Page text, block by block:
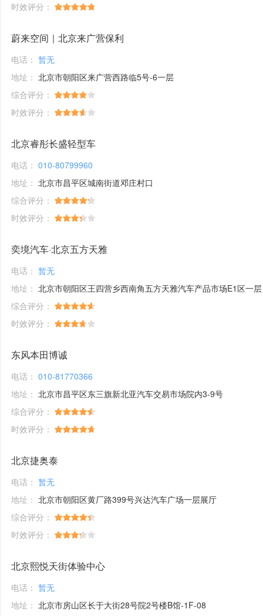
时效评分：
蔚来空间｜北京来广营保利
电话： 暂无
地址： 北京市朝阳区来广营西路临5号-6一层
综合评分：
时效评分：
北京睿彤长盛轻型车
电话： 010-80799960
地址： 北京市昌平区城南街道邓庄村口
综合评分：
时效评分：
奕境汽车·北京五方天雅
电话： 暂无
地址： 北京市朝阳区王四营乡西南角五方天雅汽车产品市场E1区一层
综合评分：
时效评分：
东风本田博诚
电话： 010-81770366
地址： 北京市昌平区东三旗新北亚汽车交易市场院内3-9号
综合评分：
时效评分：
北京捷奥泰
电话： 暂无
地址： 北京市朝阳区黄厂路399号兴达汽车广场一层展厅
综合评分：
时效评分：
北京熙悦天街体验中心
电话： 暂无
地址： 北京市房山区长于大街28号院2号楼B馆-1F-08